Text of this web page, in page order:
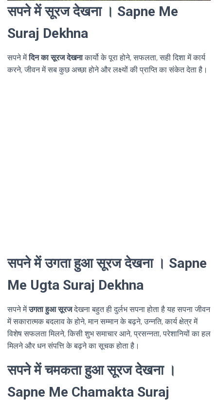
सपने में सूरज देखना । Sapne Me
Suraj Dekhna
सपने मेंदिन का सूरज देखनाकार्यो के पूरा होने, सफलता, सही दिशा में कार्य
करने, जीवन में सब कुछ अच्छा होने और लक्ष्यों की प्राप्ति का संकेत देता है।
सपने में उगता हुआ सूरज देखना । Sapne
Me Ugta Suraj Dekhna
सपने मेंउगता हुआ सूरजदेखना बहुत ही दुर्लभ सपना होता है यह सपना जीवन
में सकारात्मक बदलाव के होने, मान सम्मान के बढ़ने, उन्नति, कार्य क्षेत्र में
विशेष सफलता मिलने, किसी शुभ समाचार आने, प्रसन्नता, परेशानियों का हल
मिलने और धन संपत्ति के बढ़ने का सूचक होता है।
सपने में चमकता हुआ सूरज देखना ।
Sapne Me Chamakta Suraj